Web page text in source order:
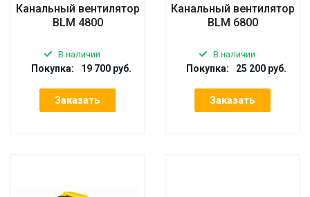
Канальный вентилятор
BLM 4800
В наличии
Покупка: 19 700 руб.
Заказать
Канальный вентилятор
BLM 6800
В наличии
Покупка: 25 200 руб.
Заказать